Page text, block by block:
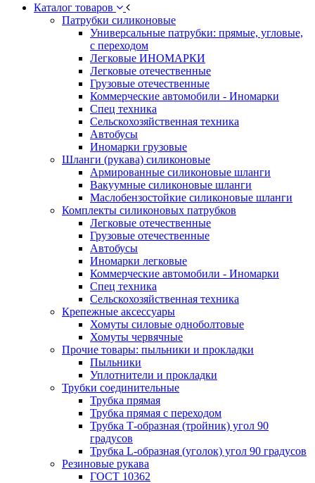
Каталог товаров
Патрубки силиконовые
Универсальные патрубки: прямые, угловые,
с переходом
Легковые ИНОМАРКИ
Легковые отечественные
Грузовые отечественные
Коммерческие автомобили - Иномарки
Спец техника
Сельскохозяйственная техника
Автобусы
Иномарки грузовые
Шланги (рукава) силиконовые
Армированные силиконовые шланги
Вакуумные силиконовые шланги
Маслобензостойкие силиконовые шланги
Комплекты силиконовых патрубков
Легковые отечественные
Грузовые отечественные
Автобусы
Иномарки легковые
Коммерческие автомобили - Иномарки
Спец техника
Сельскохозяйственная техника
Крепежные аксессуары
Хомуты силовые одноболтовые
Хомуты червячные
Прочие товары: пыльники и прокладки
Пыльники
Уплотнители и прокладки
Трубки соединительные
Трубка прямая
Трубка прямая с переходом
Трубка Т-образная (тройник) угол 90
градусов
Трубка L-образная (уголок) угол 90 градусов
Резиновые рукава
ГОСТ 10362